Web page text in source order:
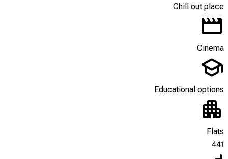
Chill out place
Cinema
Educational options
Flats
441